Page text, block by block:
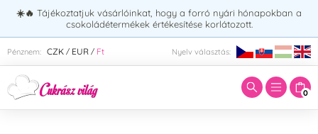
☀️🔥 Tájékoztatjuk vásárlóinkat, hogy a forró nyári hónapokban a
csokoládétermékek értékesítése korlátozott.
Pénznem: CZK / EUR / Ft Nyelv választás:
0
Adja meg a keresett kifejezést: